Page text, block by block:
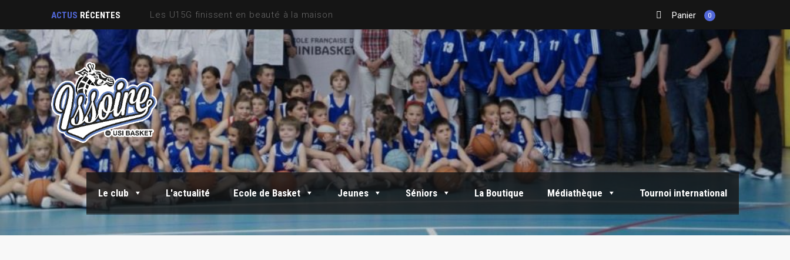
ACTUS RÉCENTES Sortie Fin de saison Panier 0
Le club L'actualité Ecole de Basket Jeunes Séniors La Boutique Médiathèque Tournoi international